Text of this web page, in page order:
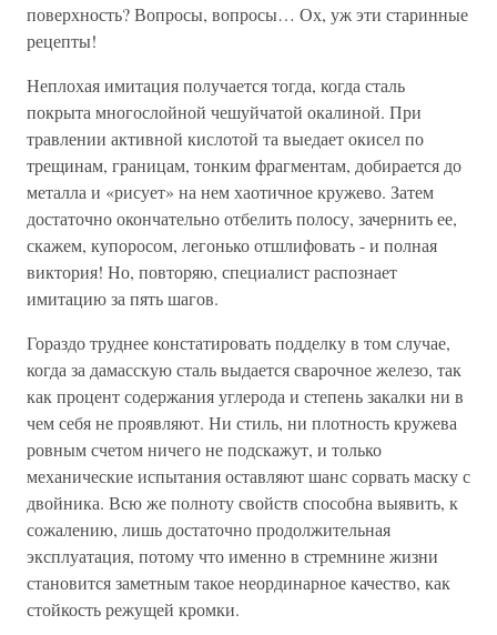
поверхность? Вопросы, вопросы… Ох, уж эти старинные
рецепты!
Неплохая имитация получается тогда, когда сталь
покрыта многослойной чешуйчатой окалиной. При
травлении активной кислотой та выедает окисел по
трещинам, границам, тонким фрагментам, добирается до
металла и «рисует» на нем хаотичное кружево. Затем
достаточно окончательно отбелить полосу, зачернить ее,
скажем, купоросом, легонько отшлифовать - и полная
виктория! Но, повторяю, специалист распознает
имитацию за пять шагов.
Гораздо труднее констатировать подделку в том случае,
когда за дамасскую сталь выдается сварочное железо, так
как процент содержания углерода и степень закалки ни в
чем себя не проявляют. Ни стиль, ни плотность кружева
ровным счетом ничего не подскажут, и только
механические испытания оставляют шанс сорвать маску с
двойника. Всю же полноту свойств способна выявить, к
сожалению, лишь достаточно продолжительная
эксплуатация, потому что именно в стремнине жизни
становится заметным такое неординарное качество, как
стойкость режущей кромки.